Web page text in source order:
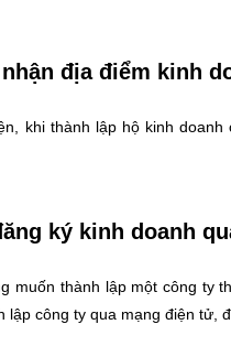
địa điểm kinh
khi thành lập hộ kinh
ký kinh doanh
muốn thành lập một công ty
lập công ty qua mạng điện tử,